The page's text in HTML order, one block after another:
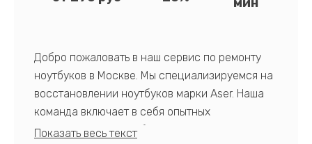
Добро пожаловать в наш сервис по ремонту
ноутбуков в Москве. Мы специализируемся на
восстановлении ноутбуков марки Aser. Наша
команда включает в себя опытных
профессионалов с обширными знаниями и